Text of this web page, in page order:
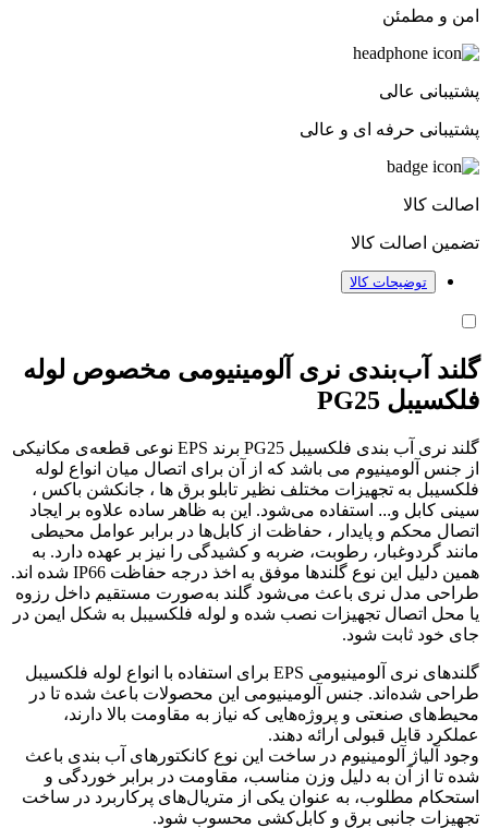
امن و مطمئن
پشتیبانی عالی
پشتیبانی حرفه ای و عالی
اصالت کالا
تضمین اصالت کالا
توضیحات کالا
گلند آب‌بندی نری آلومینیومی مخصوص لوله
فلکسیبل PG25
گلند نری آب بندی فلکسیبل PG25 برند EPS نوعی
قطعه‌ی مکانیکی
از جنس آلومینیوم می باشد که از آن برای اتصال میان انواع لوله
فلکسیبل به تجهیزات مختلف نظیر تابلو برق ها ، جانکشن باکس ،
سینی کابل و... استفاده می‌شود. این به ظاهر ساده علاوه بر ایجاد
اتصال محکم و پایدار ، حفاظت از کابل‌ها در برابر عوامل محیطی
مانند گردوغبار، رطوبت، ضربه و کشیدگی را نیز بر عهده دارد. به
همین دلیل این نوع گلندها موفق به اخذ درجه حفاظت IP66 شده اند.
طراحی مدل نری باعث می‌شود گلند به‌صورت مستقیم داخل رزوه
یا محل اتصال تجهیزات نصب شده و لوله فلکسیبل به شکل ایمن در
جای خود ثابت شود.
گلندهای نری آلومینیومی EPS برای استفاده با انواع لوله فلکسیبل
طراحی شده‌اند. جنس آلومینیومی این محصولات باعث شده تا در
محیط‌های صنعتی و پروژه‌هایی که نیاز به مقاومت بالا دارند،
عملکرد قابل قبولی ارائه دهند.
وجود آلیاژ آلومینیوم در ساخت این نوع کانکتورهای آب بندی باعث
شده تا از آن به دلیل وزن مناسب، مقاومت در برابر خوردگی و
استحکام مطلوب، به عنوان یکی از متریال‌های پرکاربرد در ساخت
تجهیزات جانبی برق و کابل‌کشی محسوب شود.